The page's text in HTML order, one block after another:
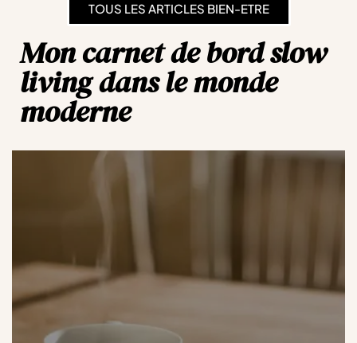
TOUS LES ARTICLES BIEN-ETRE
Mon carnet de bord slow
living dans le monde
moderne